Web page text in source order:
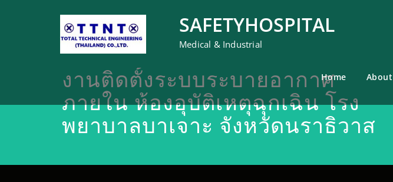
SAFETYHOSPITAL
Medical & Industrial
Home About
งานติดตั้งระบบระบายอากาศ
ภายใน ห้องอุบัติเหตุฉุกเฉิน โรง
พยาบาลบาเจาะ จังหวัดนราธิวาส